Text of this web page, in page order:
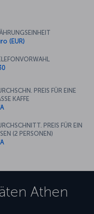
(EUR)
PREIS FÜR EINE
KAFFE
PREIS FÜR EIN
(2 PERSONEN)
Athen